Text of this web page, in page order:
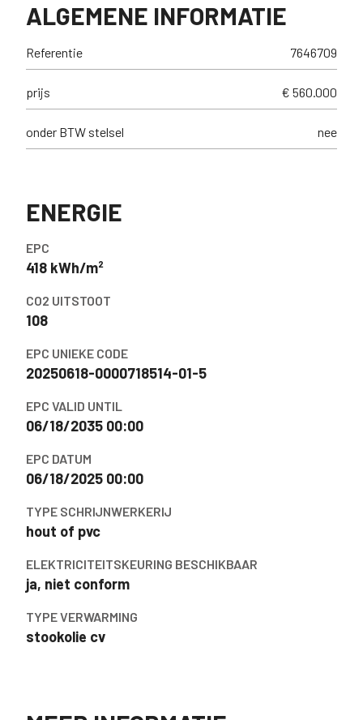
ALGEMENE INFORMATIE
Referentie 7646709
prijs € 560.000
onder BTW stelsel nee
ENERGIE
EPC
418 kWh/m²
CO2 UITSTOOT
108
EPC UNIEKE CODE
20250618-0000718514-01-5
EPC VALID UNTIL
06/18/2035 00:00
EPC DATUM
06/18/2025 00:00
TYPE SCHRIJNWERKERIJ
hout of pvc
ELEKTRICITEITSKEURING BESCHIKBAAR
ja, niet conform
TYPE VERWARMING
stookolie cv